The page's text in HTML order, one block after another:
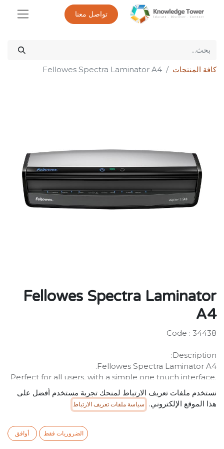
تواصل معنا
كافة المنتجات Fellowes Spectra Laminator A4
Fellowes Spectra Laminator
A4
Code : 34438
Description:
Fellowes Spectra Laminator A4.
Perfect for all users, with a simple one touch interface.
Heating up in just 1 minute.
264.99
SR شامل ضريبة القيمة المضافة
نستخدم ملفات تعريف الارتباط لمنحك تجربة مستخدم أفضل على
هذا الموقع الإلكتروني.
سياسة ملفات تعريف الارتباط
الضروريات فقط أوافق